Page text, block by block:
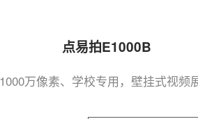
点易拍E1000B
1000万像素、学校专用，壁挂式视频